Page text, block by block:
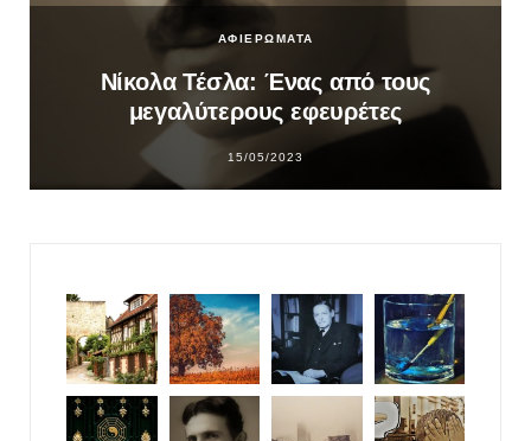
ΑΦΙΕΡΩΜΑΤΑ
Νίκολα Τέσλα: Ένας από τους
μεγαλύτερους εφευρέτες
15/05/2023